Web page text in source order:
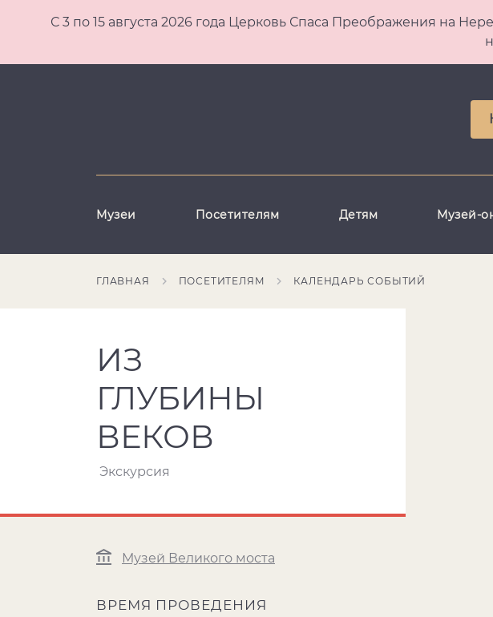
С 3 по 15 августа 2026 года Церковь Спаса Преображения на
Музеи Посетителям Детям Музей-
ГЛАВНАЯ ПОСЕТИТЕЛЯМ КАЛЕНДАРЬ СОБЫТИЙ
ИЗ
ГЛУБИНЫ
ВЕКОВ
Экскурсия
Музей Великого моста
ВРЕМЯ ПРОВЕДЕНИЯ